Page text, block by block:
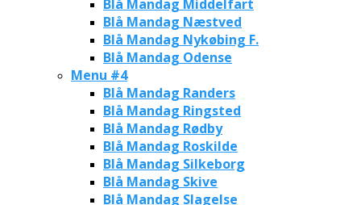
Blå Mandag Middelfart
Blå Mandag Næstved
Blå Mandag Nykøbing F.
Blå Mandag Odense
Menu #4
Blå Mandag Randers
Blå Mandag Ringsted
Blå Mandag Rødby
Blå Mandag Roskilde
Blå Mandag Silkeborg
Blå Mandag Skive
Blå Mandag Slagelse